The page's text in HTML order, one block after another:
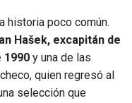
historia poco común.
Hašek, excapitán de
1990 y una de las
quien regresó al
selección que